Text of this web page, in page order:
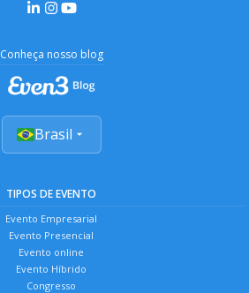
Conheça nosso blog
Brasil
TIPOS DE EVENTO
Evento Empresarial
Evento Presencial
Evento online
Evento Híbrido
Congresso